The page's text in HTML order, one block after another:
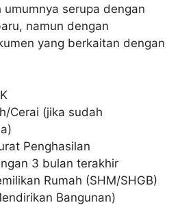
umumnya serupa dengan
namun dengan
yang berkaitan dengan
Cerai (jika sudah
Penghasilan
3 bulan terakhir
Rumah (SHM/SHGB)
Bangunan)